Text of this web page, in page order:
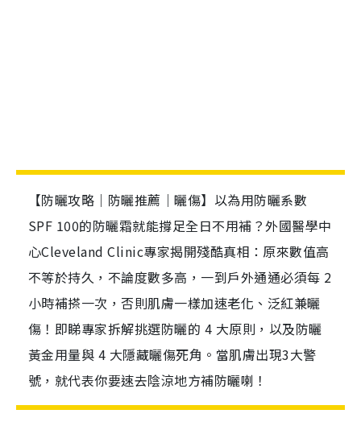
【防曬攻略｜防曬推薦｜曬傷】以為用防曬系數
SPF 100的防曬霜就能撐足全日不用補？外國醫學中
心Cleveland Clinic專家揭開殘酷真相：原來數值高
不等於持久，不論度數多高，一到戶外通通必須每 2
小時補搽一次，否則肌膚一樣加速老化、泛紅兼曬
傷！即睇專家拆解挑選防曬的 4 大原則，以及防曬
黃金用量與 4 大隱藏曬傷死角。當肌膚出現3大警
號，就代表你要速去陰涼地方補防曬喇！